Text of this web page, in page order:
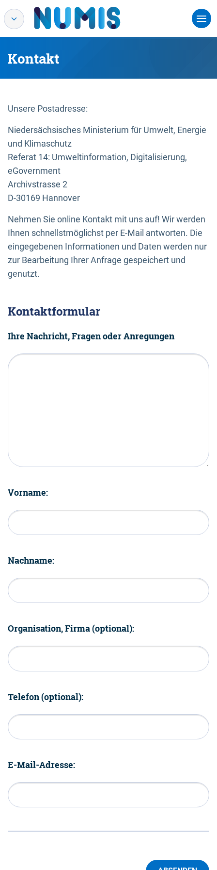
Kontakt
Unsere Postadresse:
Niedersächsisches Ministerium für Umwelt, Energie
und Klimaschutz
Referat 14: Umweltinformation, Digitalisierung,
eGovernment
Archivstrasse 2
D-30169 Hannover
Nehmen Sie online Kontakt mit uns auf! Wir werden
Ihnen schnellstmöglichst per E-Mail antworten. Die
eingegebenen Informationen und Daten werden nur
zur Bearbeitung Ihrer Anfrage gespeichert und
genutzt.
Kontaktformular
Ihre Nachricht, Fragen oder Anregungen
Vorname:
Nachname:
Organisation, Firma (optional):
Telefon (optional):
E-Mail-Adresse: